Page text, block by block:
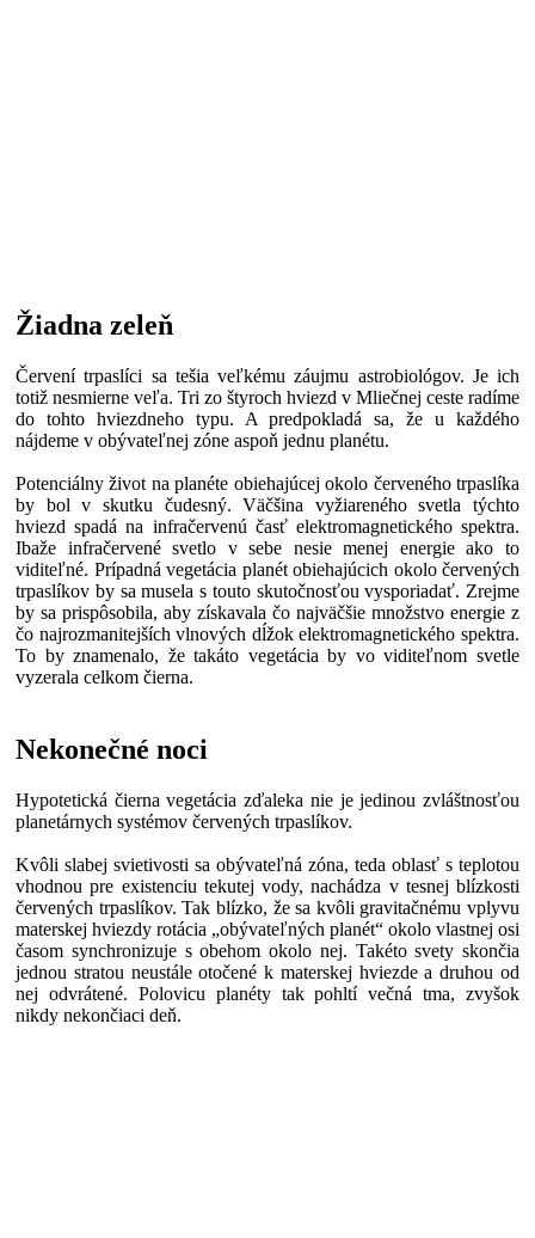
Žiadna zeleň
Červení trpaslíci sa tešia veľkému záujmu astrobiológov. Je ich
totiž nesmierne veľa. Tri zo štyroch hviezd v Mliečnej ceste radíme
do tohto hviezdneho typu. A predpokladá sa, že u každého
nájdeme v obývateľnej zóne aspoň jednu planétu.
Potenciálny život na planéte obiehajúcej okolo červeného trpaslíka
by bol v skutku čudesný. Väčšina vyžiareného svetla týchto
hviezd spadá na infračervenú časť elektromagnetického spektra.
Ibaže infračervené svetlo v sebe nesie menej energie ako to
viditeľné. Prípadná vegetácia planét obiehajúcich okolo červených
trpaslíkov by sa musela s touto skutočnosťou vysporiadať. Zrejme
by sa prispôsobila, aby získavala čo najväčšie množstvo energie z
čo najrozmanitejších vlnových dĺžok elektromagnetického spektra.
To by znamenalo, že takáto vegetácia by vo viditeľnom svetle
vyzerala celkom čierna.
Nekonečné noci
Hypotetická čierna vegetácia zďaleka nie je jedinou zvláštnosťou
planetárnych systémov červených trpaslíkov.
Kvôli slabej svietivosti sa obývateľná zóna, teda oblasť s teplotou
vhodnou pre existenciu tekutej vody, nachádza v tesnej blízkosti
červených trpaslíkov. Tak blízko, že sa kvôli gravitačnému vplyvu
materskej hviezdy rotácia „obývateľných planét“ okolo vlastnej osi
časom synchronizuje s obehom okolo nej. Takéto svety skončia
jednou stratou neustále otočené k materskej hviezde a druhou od
nej odvrátené. Polovicu planéty tak pohltí večná tma, zvyšok
nikdy nekončiaci deň.